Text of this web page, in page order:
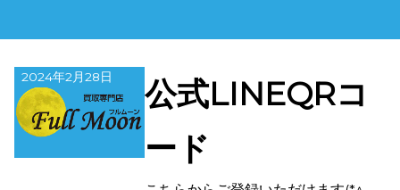
2024年2月28日
公式LINEQRコ
ード